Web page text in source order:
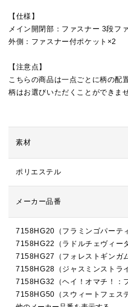
【仕様】
メイン開閉部：ファスナー 3段フ
外側：ファスナー付ポケット×2
【注意点】
こちらの商品は一点ごとに柄の配
柄はお選びいただくことができま
素材
ポリエステル
メーカー品番
7158HG20（フラミンゴパーテ
7158HG22（ラドルチェヴィー
7158HG27（フォレストギンガ
7158HG28（ジャスミンストラ
7158HG32（ヘイ！オマチ！：
7158HG50（スウィートフェス